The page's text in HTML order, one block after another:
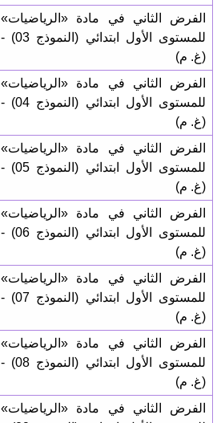
الفرض الثاني في مادة «الرياضيات»
للمستوى الأول ابتدائي (النموذج 03) -
(غ. م)
الفرض الثاني في مادة «الرياضيات»
للمستوى الأول ابتدائي (النموذج 04) -
(غ. م)
الفرض الثاني في مادة «الرياضيات»
للمستوى الأول ابتدائي (النموذج 05) -
(غ. م)
الفرض الثاني في مادة «الرياضيات»
للمستوى الأول ابتدائي (النموذج 06) -
(غ. م)
الفرض الثاني في مادة «الرياضيات»
للمستوى الأول ابتدائي (النموذج 07) -
(غ. م)
الفرض الثاني في مادة «الرياضيات»
للمستوى الأول ابتدائي (النموذج 08) -
(غ. م)
الفرض الثاني في مادة «الرياضيات»